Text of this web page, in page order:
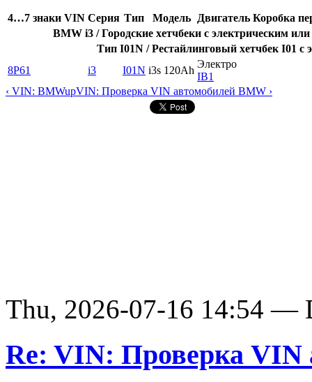
4…7 знаки VIN Серия Тип Модель Двигатель Коробка
BMW i3 / Городские хетчбеки с электрическим
Тип I01N / Рестайлинговый хетчбек I01
8P61
i3 I01N i3s 120Ah
Электро
IB1
‹ VIN: BMWupVIN: Проверка VIN автомобилей BMW ›
Thu, 2026-07-16 14:54 —
Re: VIN: Проверка VIN